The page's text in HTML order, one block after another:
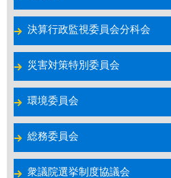
決算行政監視委員会分科会
災害対策特別委員会
環境委員会
総務委員会
衆議院選挙制度協議会